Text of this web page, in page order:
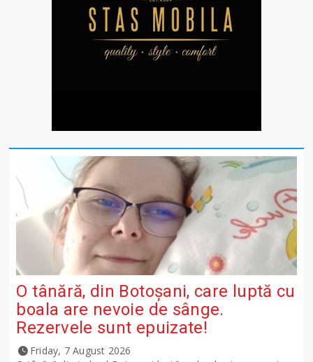
O tânără, din Botoșani, care luptă cu
boala are nevoie de sânge.
Rezervele sunt epuizate!
Friday, 7 August 2026